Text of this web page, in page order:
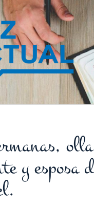
olla
y esposa